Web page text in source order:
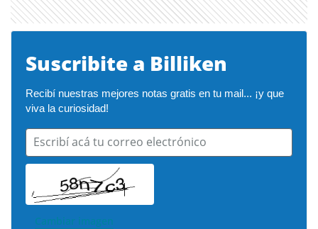
Suscribite a Billiken
Recibí nuestras mejores notas gratis en tu mail... ¡y que
viva la curiosidad!
Escribí acá tu correo electrónico
Cambiar imagen